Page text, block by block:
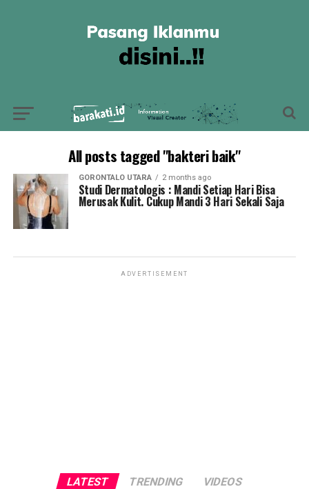
All posts tagged "bakteri baik"
GORONTALO UTARA 2 months ago
Studi Dermatologis : Mandi Setiap Hari Bisa
Merusak Kulit. Cukup Mandi 3 Hari Sekali Saja
ADVERTISEMENT
LATEST TRENDING VIDEOS